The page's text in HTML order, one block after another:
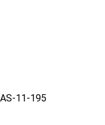
AS-11-195